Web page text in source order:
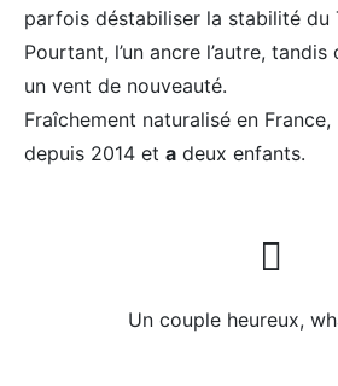
parfois déstabiliser la stabilité du
Pourtant, l’un ancre l’autre,
un vent de nouveauté.
Fraîchement naturalisé en
depuis 2014 et a deux enfants.
Un couple heureux,